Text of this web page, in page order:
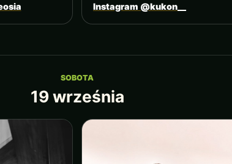
Instagram @kukon__
SOBOTA
19 września